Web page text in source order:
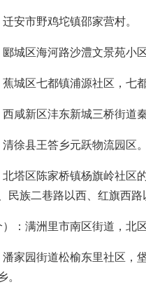
安市野鸡坨镇邵家营村。
城区海河路沙澧文景苑小
城区七都镇浦源社区，七
咸新区沣东新城三桥街道
徐县王答乡元跃物流园区
塔区陈家桥镇杨旗岭社区
民族二巷路以西、红旗西
：满洲里市南区街道，北
家园街道松榆东里社区，
。